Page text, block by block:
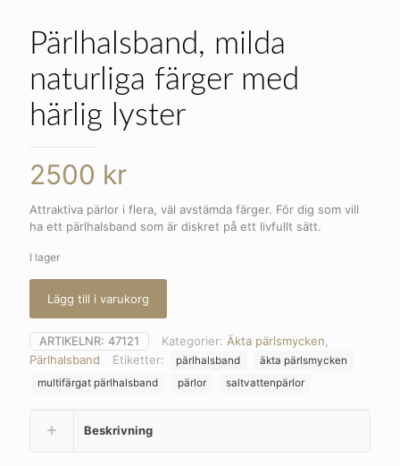
Pärlhalsband, milda
naturliga färger med
härlig lyster
2500 kr
Attraktiva pärlor i flera, väl avstämda färger. För dig som vill
ha ett pärlhalsband som är diskret på ett livfullt sätt.
I lager
Lägg till i varukorg
ARTIKELNR: 47121 Kategorier: Äkta pärlsmycken
Pärlhalsband
Etiketter: pärlhalsband
äkta pärlsmycken
multifärgat pärlhalsband
pärlor saltvattenpärlor
Beskrivning